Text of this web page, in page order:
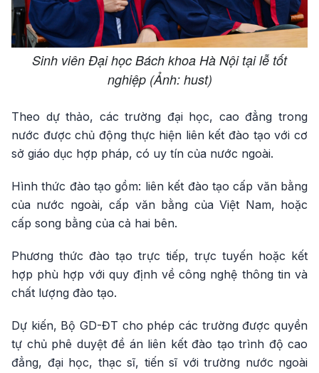
Sinh viên Đại học Bách khoa Hà Nội tại lễ tốt
nghiệp (Ảnh: hust)
Theo dự thảo, các trường đại học, cao đẳng trong
nước được chủ động thực hiện liên kết đào tạo với cơ
sở giáo dục hợp pháp, có uy tín của nước ngoài.
Hình thức đào tạo gồm: liên kết đào tạo cấp văn bằng
của nước ngoài, cấp văn bằng của Việt Nam, hoặc
cấp song bằng của cả hai bên.
Phương thức đào tạo trực tiếp, trực tuyến hoặc kết
hợp phù hợp với quy định về công nghệ thông tin và
chất lượng đào tạo.
Dự kiến, Bộ GD-ĐT cho phép các trường được quyền
tự chủ phê duyệt đề án liên kết đào tạo trình độ cao
đẳng, đại học, thạc sĩ, tiến sĩ với trường nước ngoài